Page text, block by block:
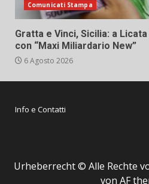
Comunicati Stampa
Gratta e Vinci, Sicilia: a
con “Maxi Miliardario New”
6 Agosto 2026
Info e Contatti
Urheberrecht © Alle Rechte
von AF